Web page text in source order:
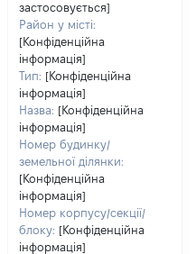
застосовується]
Район у місті:
[Конфіденційна
інформація]
Тип: [Конфіденційна
інформація]
Назва: [Конфіденційна
інформація]
Номер будинку/
земельної ділянки:
[Конфіденційна
інформація]
Номер корпусу/секції/
блоку: [Конфіденційна
інформація]